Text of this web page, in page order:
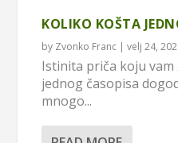
KOLIKO KOŠTA
by Zvonko Franc |velj 24,
Istinita priča koju
jednog časopisa
mnogo...